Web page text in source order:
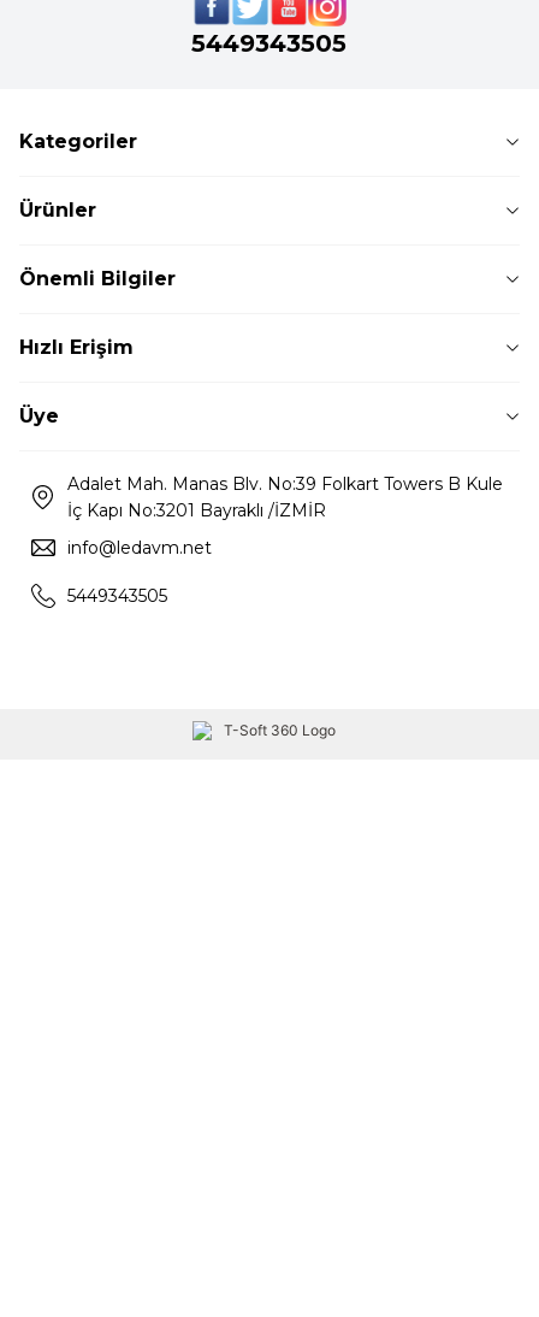
5449343505
Kategoriler
Ürünler
Önemli Bilgiler
Hızlı Erişim
Üye
Adalet Mah. Manas Blv. No:39 Folkart Towers B Kule
İç Kapı No:3201 Bayraklı /İZMİR
info@ledavm.net
5449343505